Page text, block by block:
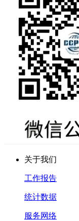
关于我们
工作报告
统计数据
服务网络